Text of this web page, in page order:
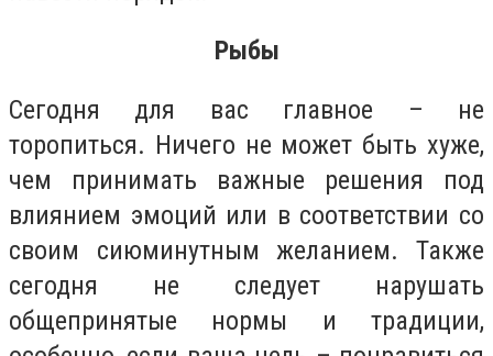
Рыбы
Сегодня для вас главное – не
торопиться. Ничего не может быть хуже,
чем принимать важные решения под
влиянием эмоций или в соответствии со
своим сиюминутным желанием. Также
сегодня не следует нарушать
общепринятые нормы и традиции,